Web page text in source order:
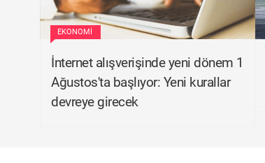
EKONOMI
İnternet alışverişinde yeni dönem 1
Ağustos'ta başlıyor: Yeni kurallar
devreye girecek